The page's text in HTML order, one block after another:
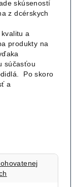
skúseností
z dcérskych
a
produkty na
súčasťou
Po skoro
a